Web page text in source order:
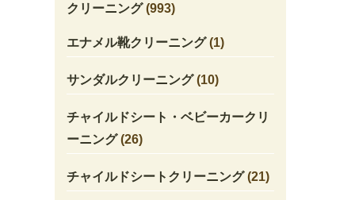
クリーニング(993)
エナメル靴クリーニング(1)
サンダルクリーニング(10)
チャイルドシート・ベビーカークリ
ーニング(26)
チャイルドシートクリーニング(21)